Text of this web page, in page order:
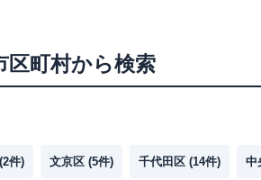
区町村から検索
(2件) 文京区 (5件) 千代田区 (14件) 中